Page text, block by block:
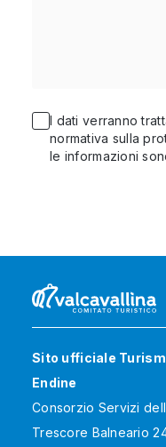
I dati verranno
normativa sulla
le informazioni
Sito ufficiale
Endine
Consorzio Servizi
Trescore Balneario